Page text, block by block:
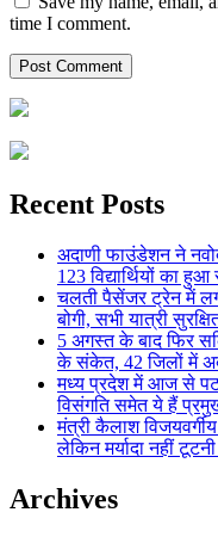
time I comment.
Recent Posts
अदाणी फाउंडेशन ने
123 विद्यार्थियों का हुआ
चलती पैसेंजर ट्रेन में
बोगी, सभी यात्री
5 अगस्त के बाद फिर
के संकेत, 42 जिलों में
मध्य प्रदेश में आज से
विसंगति समेत ये हैं
मंत्री कैलाश
लेकिन मर्यादा नहीं टूटनी
Archives